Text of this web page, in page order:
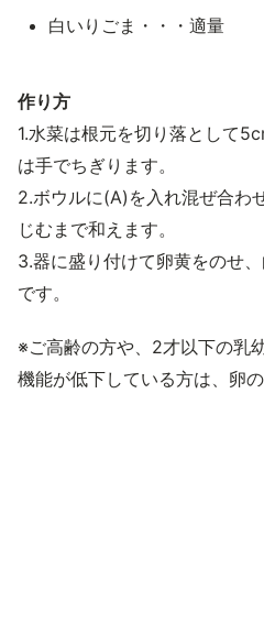
白いりごま・・・適量
作り方
1.水菜は根元を切り落として
は手でちぎります。
2.ボウルに(A)を入れ混ぜ合わ
じむまで和えます。
3.器に盛り付けて卵黄をのせ
です。
※ご高齢の方や、2才以下の乳
機能が低下している方は、卵